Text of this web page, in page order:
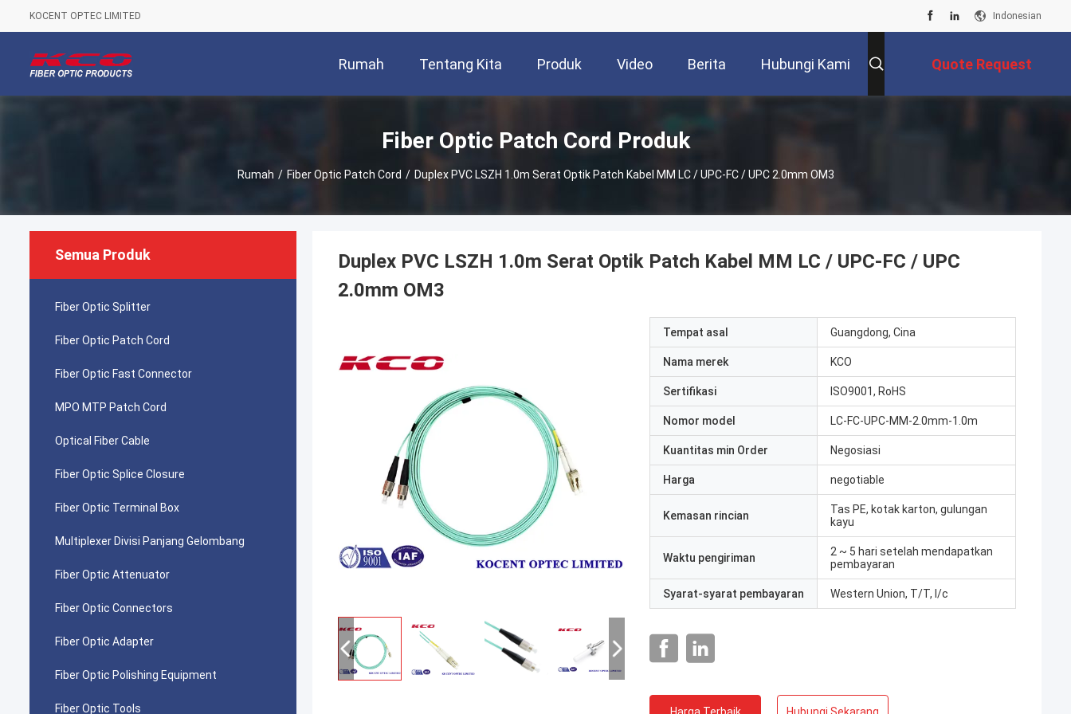
KOCENT OPTEC LIMITED Indonesian
Rumah Tentang Kita Produk Video Berita Hubungi Kami Quote Request
Fiber Optic Patch Cord Produk
Rumah / Fiber Optic Patch Cord / Duplex PVC LSZH 1.0m Serat Optik Patch Kabel MM LC / UPC-FC / UPC 2.0mm OM3
Semua Produk
Fiber Optic Splitter
Fiber Optic Patch Cord
Fiber Optic Fast Connector
MPO MTP Patch Cord
Optical Fiber Cable
Fiber Optic Splice Closure
Fiber Optic Terminal Box
Multiplexer Divisi Panjang Gelombang
Fiber Optic Attenuator
Fiber Optic Connectors
Fiber Optic Adapter
Fiber Optic Polishing Equipment
Fiber Optic Tools
Duplex PVC LSZH 1.0m Serat Optik Patch Kabel MM LC / UPC-FC / UPC
2.0mm OM3
Tempat asal Guangdong, Cina
Nama merek KCO
Sertifikasi ISO9001, RoHS
Nomor model LC-FC-UPC-MM-2.0mm-1.0m
Kuantitas min Order Negosiasi
Harga negotiable
Kemasan rincian
Tas PE, kotak karton, gulungan
kayu
Waktu pengiriman
2 ~ 5 hari setelah mendapatkan
pembayaran
Syarat-syarat pembayaran Western Union, T/T, l/c